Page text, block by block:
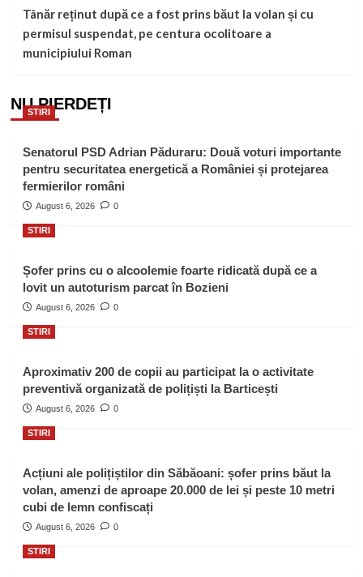
Tânăr reținut după ce a fost prins băut la volan și cu
permisul suspendat, pe centura ocolitoare a
municipiului Roman
NU PIERDEȚI
STIRI
Senatorul PSD Adrian Păduraru: Două voturi importante
pentru securitatea energetică a României și protejarea
fermierilor români
August 6, 2026 0
STIRI
Șofer prins cu o alcoolemie foarte ridicată după ce a
lovit un autoturism parcat în Bozieni
August 6, 2026 0
STIRI
Aproximativ 200 de copii au participat la o activitate
preventivă organizată de polițiști la Barticești
August 6, 2026 0
STIRI
Acțiuni ale polițiștilor din Săbăoani: șofer prins băut la
volan, amenzi de aproape 20.000 de lei și peste 10 metri
cubi de lemn confiscați
August 6, 2026 0
STIRI